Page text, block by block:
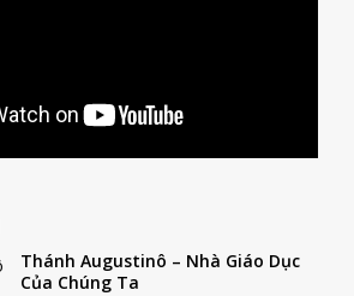
Thánh Augustinô – Nhà Giáo Dục
Của Chúng Ta